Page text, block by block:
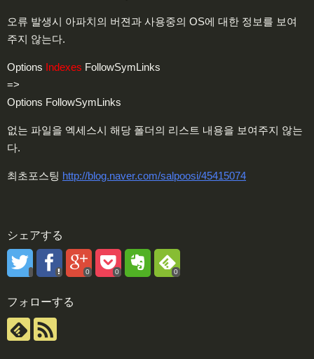
오류 발생시 아파치의 버젼과 사용중의 OS에 대한 정보를 보여
주지 않는다.
Options Indexes FollowSymLinks
=>
Options FollowSymLinks
없는 파일을 엑세스시 해당 폴더의 리스트 내용을 보여주지 않는
다.
최초포스팅 http://blog.naver.com/salpoosi/45415074
シェアする
0 0 0
フォローする